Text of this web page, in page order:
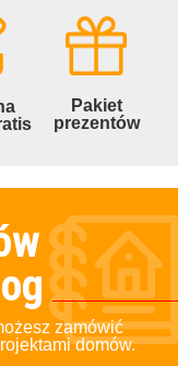
Pakiet
prezentów
zamówić
domów.